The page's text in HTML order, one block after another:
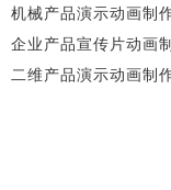
机械产品演示动画制
企业产品宣传片动画
二维产品演示动画制